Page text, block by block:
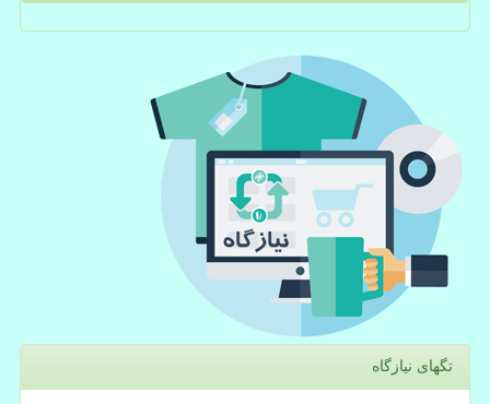
تگهای نیازگاه